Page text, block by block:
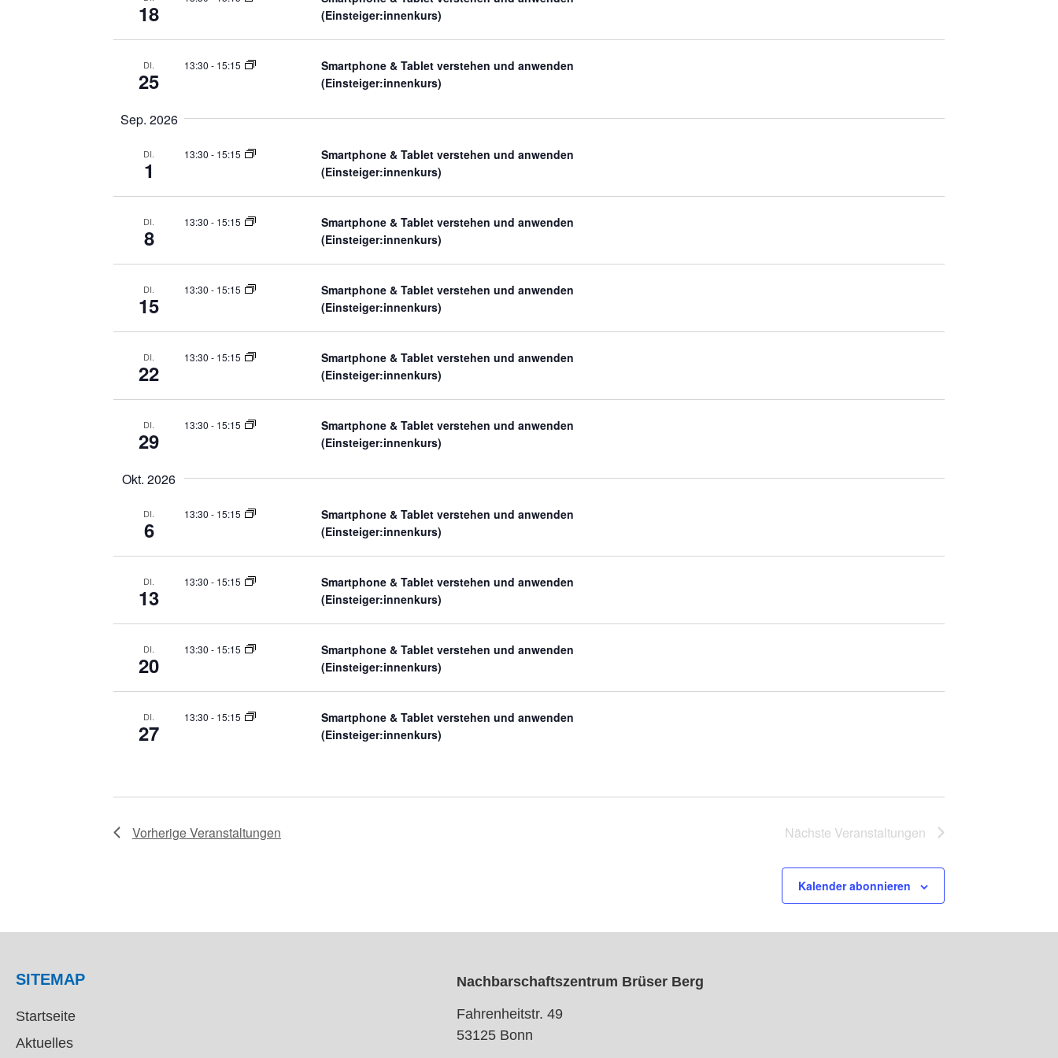
18
(Einsteiger:innenkurs)
DI.
25
13:30 - 15:15
Smartphone & Tablet verstehen und anwenden
(Einsteiger:innenkurs)
Sep. 2026
DI.
1
13:30 - 15:15
Smartphone & Tablet verstehen und anwenden
(Einsteiger:innenkurs)
DI.
8
13:30 - 15:15
Smartphone & Tablet verstehen und anwenden
(Einsteiger:innenkurs)
DI.
15
13:30 - 15:15
Smartphone & Tablet verstehen und anwenden
(Einsteiger:innenkurs)
DI.
22
13:30 - 15:15
Smartphone & Tablet verstehen und anwenden
(Einsteiger:innenkurs)
DI.
29
13:30 - 15:15
Smartphone & Tablet verstehen und anwenden
(Einsteiger:innenkurs)
Okt. 2026
DI.
6
13:30 - 15:15
Smartphone & Tablet verstehen und anwenden
(Einsteiger:innenkurs)
DI.
13
13:30 - 15:15
Smartphone & Tablet verstehen und anwenden
(Einsteiger:innenkurs)
DI.
20
13:30 - 15:15
Smartphone & Tablet verstehen und anwenden
(Einsteiger:innenkurs)
DI.
27
13:30 - 15:15
Smartphone & Tablet verstehen und anwenden
(Einsteiger:innenkurs)
VorherigeVeranstaltungen Nächste Veranstaltungen
Kalender abonnieren
SITEMAP
Startseite
Aktuelles
Nachbarschaftszentrum Brüser Berg
Fahrenheitstr. 49
53125 Bonn